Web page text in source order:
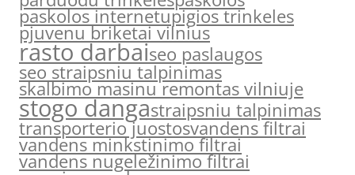
paskolos internetupigios trinkeles
pjuvenu briketai vilnius
rasto darbaiseo paslaugos
seo straipsniu talpinimas
skalbimo masinu remontas vilniuje
stogo dangastraipsniu talpinimas
transporterio juostosvandens filtrai
vandens minkstinimo filtrai
vandens nugeležinimo filtrai